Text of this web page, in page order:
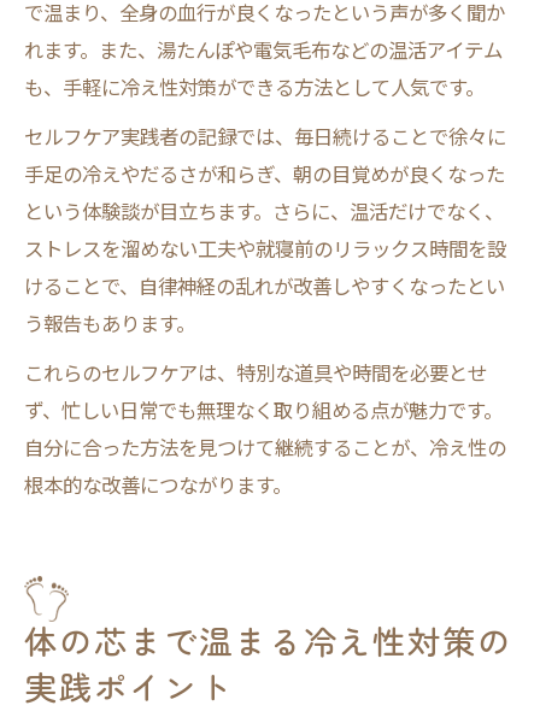
で温まり、全身の血行が良くなったという声が多く聞か
れます。また、湯たんぽや電気毛布などの温活アイテム
も、手軽に冷え性対策ができる方法として人気です。
セルフケア実践者の記録では、毎日続けることで徐々に
手足の冷えやだるさが和らぎ、朝の目覚めが良くなった
という体験談が目立ちます。さらに、温活だけでなく、
ストレスを溜めない工夫や就寝前のリラックス時間を設
けることで、自律神経の乱れが改善しやすくなったとい
う報告もあります。
これらのセルフケアは、特別な道具や時間を必要とせ
ず、忙しい日常でも無理なく取り組める点が魅力です。
自分に合った方法を見つけて継続することが、冷え性の
根本的な改善につながります。
体の芯まで温まる冷え性対策の
実践ポイント